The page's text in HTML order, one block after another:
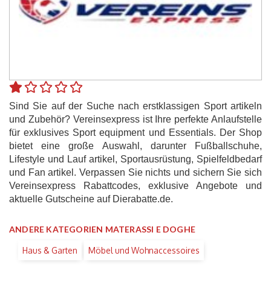
Sind Sie auf der Suche nach erstklassigen Sport artikeln
und Zubehör? Vereinsexpress ist Ihre perfekte Anlaufstelle
für exklusives Sport equipment und Essentials. Der Shop
bietet eine große Auswahl, darunter Fußballschuhe,
Lifestyle und Lauf artikel, Sportausrüstung, Spielfeldbedarf
und Fan artikel. Verpassen Sie nichts und sichern Sie sich
Vereinsexpress Rabattcodes, exklusive Angebote und
aktuelle Gutscheine auf Dierabatte.de.
ANDERE KATEGORIEN MATERASSI E DOGHE
Haus & Garten Möbel und Wohnaccessoires